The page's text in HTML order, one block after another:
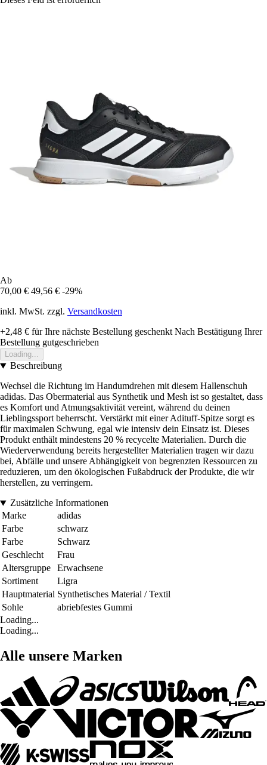
Ab
70,00 € 49,56 € -29%
inkl. MwSt. zzgl. Versandkosten
+2,48 € für Ihre nächste Bestellung geschenkt Nach Bestätigung Ihrer
Bestellung gutgeschrieben
Loading...
Beschreibung
Wechsel die Richtung im Handumdrehen mit diesem Hallenschuh
adidas. Das Obermaterial aus Synthetik und Mesh ist so gestaltet, dass
es Komfort und Atmungsaktivität vereint, während du deinen
Lieblingssport beherrscht. Verstärkt mit einer Adituff-Spitze sorgt es
für maximalen Schwung, egal wie intensiv dein Einsatz ist. Dieses
Produkt enthält mindestens 20 % recycelte Materialien. Durch die
Wiederverwendung bereits hergestellter Materialien tragen wir dazu
bei, Abfälle und unsere Abhängigkeit von begrenzten Ressourcen zu
reduzieren, um den ökologischen Fußabdruck der Produkte, die wir
herstellen, zu verringern.
Zusätzliche Informationen
Marke
adidas
Farbe
schwarz
Farbe
Schwarz
Geschlecht
Frau
Altersgruppe
Erwachsene
Sortiment
Ligra
Hauptmaterial Synthetisches Material / Textil
Sohle
abriebfestes Gummi
Loading...
Loading...
Alle unsere Marken